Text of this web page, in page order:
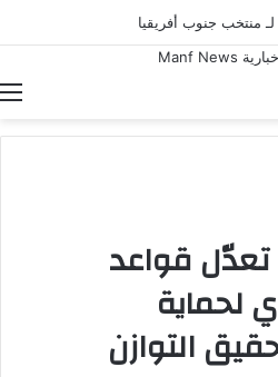
منتخب جنوب أفريقيا
تعدّل قواعد
لحماية
التوازن